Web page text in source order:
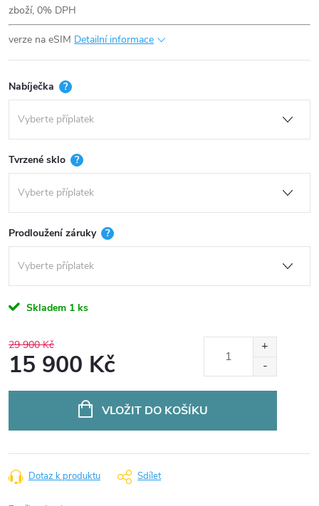
zboží, 0% DPH
verze na eSIM Detailní informace
Nabíječka ?
Tvrzené sklo ?
Prodloužení záruky ?
Skladem 1 ks
29 900 Kč
15 900 Kč
VLOŽIT DO KOŠÍKU
Dotaz k produktu Sdílet